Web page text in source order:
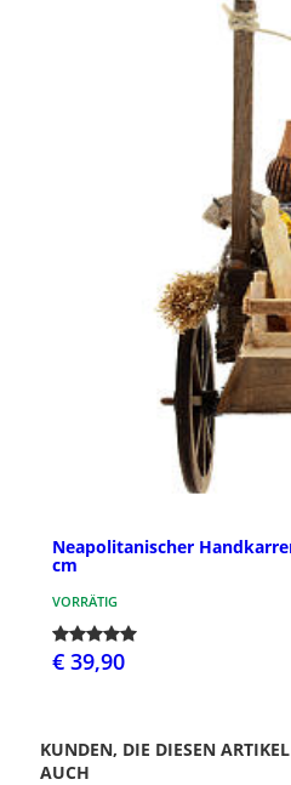
Neapolitanischer
cm
VORRÄTIG
€ 39,90
KUNDEN, DIE DIESEN
AUCH